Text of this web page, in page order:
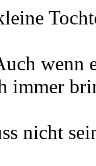
wenn
immer
nicht